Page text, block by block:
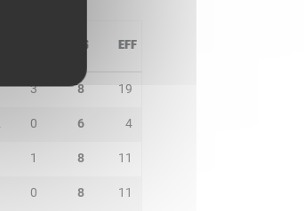
PTS EFF
3 8 19
0 6 4
1 8 11
0 8 11